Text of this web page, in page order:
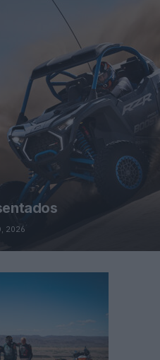
2026